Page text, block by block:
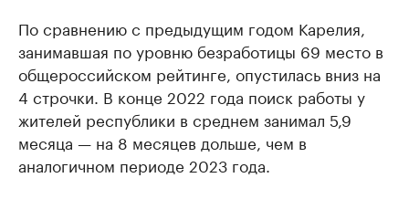
По сравнению с предыдущим годом Карелия,
занимавшая по уровню безработицы 69 место в
общероссийском рейтинге, опустилась вниз на
4 строчки. В конце 2022 года поиск работы у
жителей республики в среднем занимал 5,9
месяца — на 8 месяцев дольше, чем в
аналогичном периоде 2023 года.